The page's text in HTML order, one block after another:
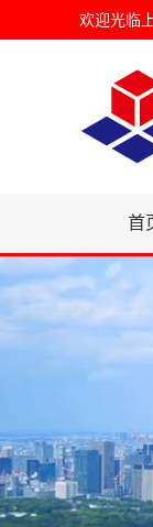
欢迎光临
首